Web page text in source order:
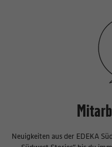
Neuigkeiten aus der EDEKA